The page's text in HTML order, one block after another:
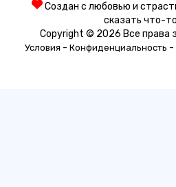
Создан с любовью и
сказать что-
Copyright © 2026 Все права
Условия - Конфиденциальность -